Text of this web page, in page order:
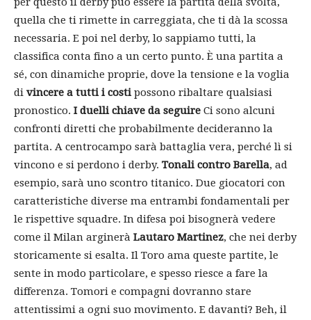
quella che ti rimette in carreggiata, che ti dà la scossa
necessaria. E poi nel derby, lo sappiamo tutti, la
classifica conta fino a un certo punto. È una partita a
sé, con dinamiche proprie, dove la tensione e la voglia
di vincere a tutti i costipossono ribaltare qualsiasi
pronostico. I duelli chiave da seguire Ci sono alcuni
confronti diretti che probabilmente decideranno la
partita. A centrocampo sarà battaglia vera, perché lì si
vincono e si perdono i derby. Tonali contro Barella, ad
esempio, sarà uno scontro titanico. Due giocatori con
caratteristiche diverse ma entrambi fondamentali per
le rispettive squadre. In difesa poi bisognerà vedere
come il Milan arginerà Lautaro Martinez, che nei derby
storicamente si esalta. Il Toro ama queste partite, le
sente in modo particolare, e spesso riesce a fare la
differenza. Tomori e compagni dovranno stare
attentissimi a ogni suo movimento. E davanti? Beh, il